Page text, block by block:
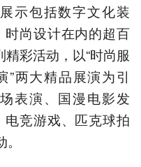
示包括数字文化装
尚设计在内的超百
彩活动，以“时尚服
”两大精品展演为引
表演、国漫电影发
竞游戏、匹克球拍